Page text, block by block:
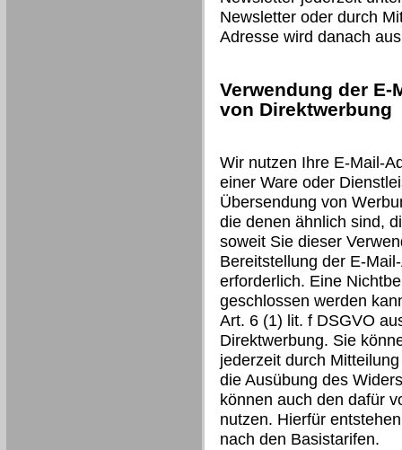
Newsletter oder durch
Adresse wird danach
Verwendung der
von Direktwerbung
Wir nutzen Ihre E-Mail-
einer Ware oder
Übersendung von
die denen ähnlich sind,
soweit Sie dieser
Bereitstellung der E-
erforderlich. Eine
geschlossen werden
Art. 6 (1) lit. f DSGVO
Direktwerbung. Sie
jederzeit durch
die Ausübung des
können auch den dafür
nutzen. Hierfür
nach den Basistarifen.